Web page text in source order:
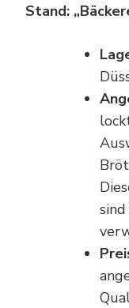
Stand: